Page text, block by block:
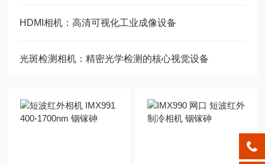
HDMI相机：高清可视化工业成像设备
光斑检测相机：精密光学检测的核心视觉设备